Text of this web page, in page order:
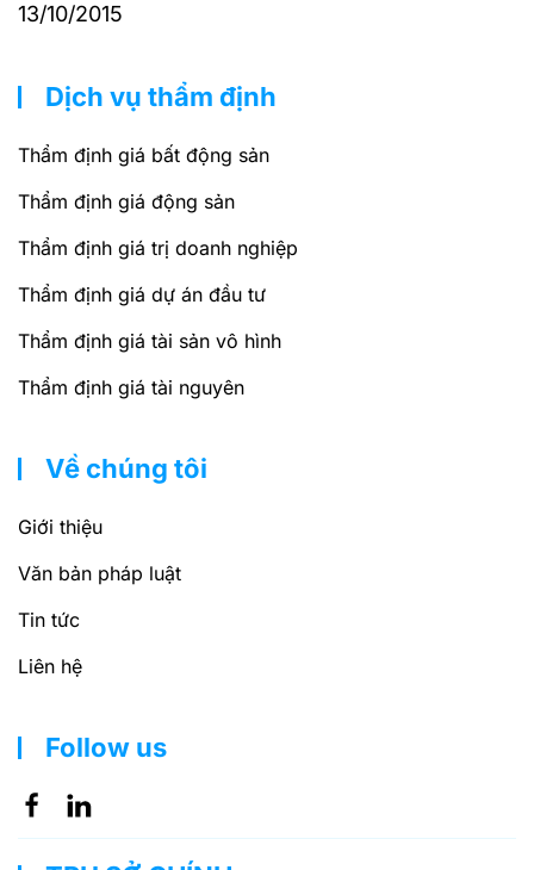
13/10/2015
Dịch vụ thẩm định
Thẩm định giá bất động sản
Thẩm định giá động sản
Thẩm định giá trị doanh nghiệp
Thẩm định giá dự án đầu tư
Thẩm định giá tài sản vô hình
Thẩm định giá tài nguyên
Về chúng tôi
Giới thiệu
Văn bản pháp luật
Tin tức
Liên hệ
Follow us